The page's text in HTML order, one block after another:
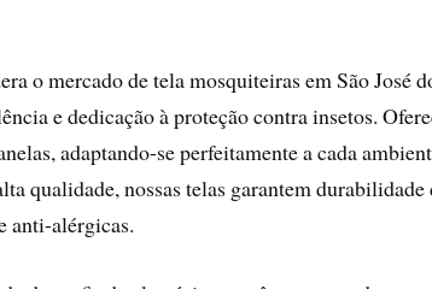
o mercado de tela mosquiteiras em São José
e dedicação à proteção contra insetos.
adaptando-se perfeitamente a cada
qualidade, nossas telas garantem durabilidade
anti-alérgicas.